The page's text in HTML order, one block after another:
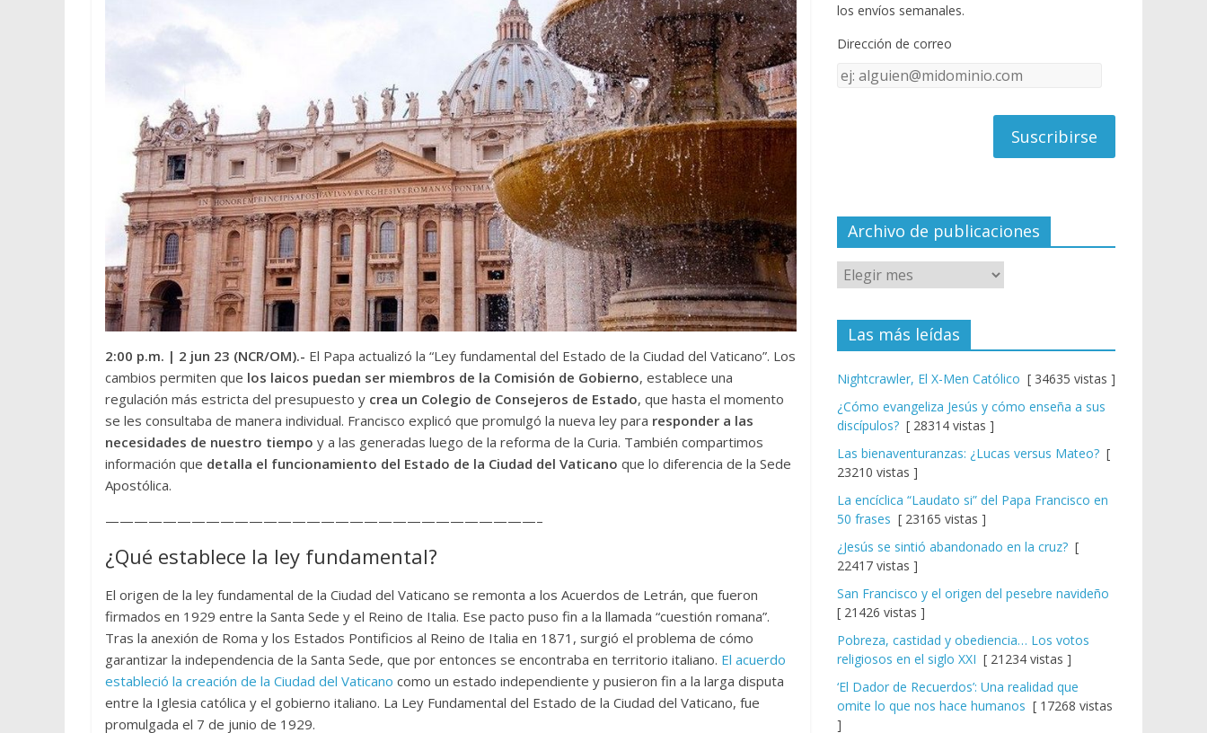
2:00 p.m. | 2 jun 23 (NCR/OM).- El Papa actualizó la “Ley fundamental del Estado de la Ciudad del Vaticano”. Los
cambios permiten que los laicos puedan ser miembros de la Comisión de Gobierno, establece una
regulación más estricta del presupuesto y crea un Colegio de Consejeros de Estado, que hasta el momento
se les consultaba de manera individual. Francisco explicó que promulgó la nueva ley para responder a las
necesidades de nuestro tiempo y a las generadas luego de la reforma de la Curia. También compartimos
información que detalla el funcionamiento del Estado de la Ciudad del Vaticano que lo diferencia de la Sede
Apostólica.
——————————————————————————————–
¿Qué establece la ley fundamental?
El origen de la ley fundamental de la Ciudad del Vaticano se remonta a los Acuerdos de Letrán, que fueron
firmados en 1929 entre la Santa Sede y el Reino de Italia. Ese pacto puso fin a la llamada “cuestión romana”.
Tras la anexión de Roma y los Estados Pontificios al Reino de Italia en 1871, surgió el problema de cómo
garantizar la independencia de la Santa Sede, que por entonces se encontraba en territorio italiano. El acuerdo
estableció la creación de la Ciudad del Vaticano como un estado independiente y pusieron fin a la larga disputa
entre la Iglesia católica y el gobierno italiano. La Ley Fundamental del Estado de la Ciudad del Vaticano, fue
promulgada el 7 de junio de 1929.
o
k e
C
el
los envíos semanales.
Dirección de correo
Dirección
Archivo de publicaciones
Las más leídas
Nightcrawler, El X-Men Católico [ 34635 vistas ]
¿Cómo evangeliza Jesús y cómo enseña a sus
discípulos? [ 28314 vistas ]
Las bienaventuranzas: ¿Lucas versus Mateo? [
23210 vistas ]
La encíclica “Laudato si” del Papa Francisco en
50 frases [ 23165 vistas ]
¿Jesús se sintió abandonado en la cruz? [
22417 vistas ]
San Francisco y el origen del pesebre navideño
[ 21426 vistas ]
Pobreza, castidad y obediencia… Los votos
religiosos en el siglo XXI [ 21234 vistas ]
‘El Dador de Recuerdos’: Una realidad que
omite lo que nos hace humanos [ 17268 vistas
]